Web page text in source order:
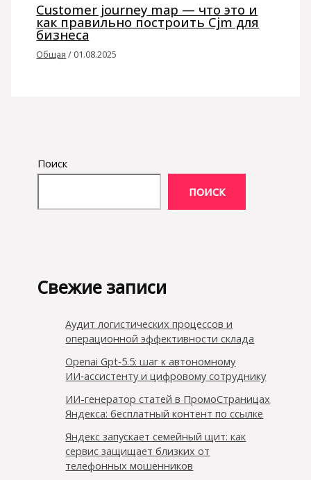
Customer journey map — что это и
как правильно построить Cjm для
бизнеса
Общая / 01.08.2025
Поиск
ПОИСК
Свежие записи
Аудит логистических процессов и
операционной эффективности склада
Openai Gpt‑5.5: шаг к автономному
ИИ‑ассистенту и цифровому сотруднику
ИИ-генератор статей в ПромоСтраницах
Яндекса: бесплатный контент по ссылке
Яндекс запускает семейный щит: как
сервис защищает близких от
телефонных мошенников